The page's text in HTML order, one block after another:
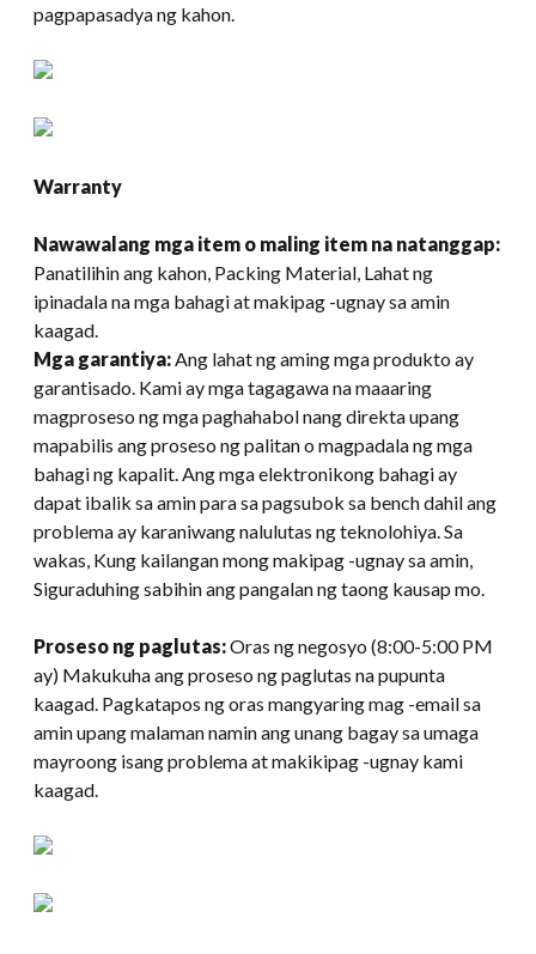
pagpapasadya ng kahon.
Warranty
Nawawalang mga item o maling item na natanggap:
Panatilihin ang kahon, Packing Material, Lahat ng
ipinadala na mga bahagi at makipag -ugnay sa amin
kaagad.
Mga garantiya: Ang lahat ng aming mga produkto ay
garantisado. Kami ay mga tagagawa na maaaring
magproseso ng mga paghahabol nang direkta upang
mapabilis ang proseso ng palitan o magpadala ng mga
bahagi ng kapalit. Ang mga elektronikong bahagi ay
dapat ibalik sa amin para sa pagsubok sa bench dahil ang
problema ay karaniwang nalulutas ng teknolohiya. Sa
wakas, Kung kailangan mong makipag -ugnay sa amin,
Siguraduhing sabihin ang pangalan ng taong kausap mo.
Proseso ng paglutas:Oras ng negosyo (8:00-5:00 PM
ay) Makukuha ang proseso ng paglutas na pupunta
kaagad. Pagkatapos ng oras mangyaring mag -email sa
amin upang malaman namin ang unang bagay sa umaga
mayroong isang problema at makikipag -ugnay kami
kaagad.